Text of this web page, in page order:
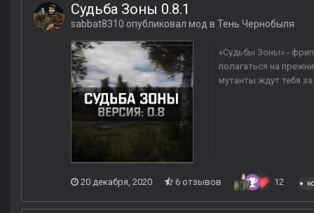
Судьба Зоны 0.8.1
sabbat8310 опубликовал мод в Тень Чернобыля
«Судьбы Зоны» -
полагаться на
мутанты ждут тебя
20 декабря, 2020 6 отзывов 12